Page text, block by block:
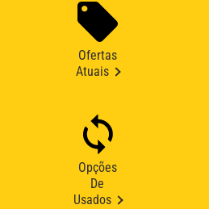
Ofertas
Atuais
Opções
De
Usados